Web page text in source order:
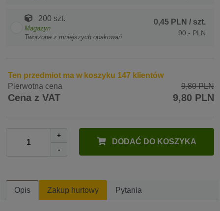
200 szt.
Magazyn
Tworzone z mniejszych opakowań
0,45 PLN / szt.
90,- PLN
Ten przedmiot ma w koszyku 147 klientów
Pierwotna cena
9,80 PLN
Cena z VAT 9,80 PLN
+
-
DODAĆ DO KOSZYKA
Opis Zakup hurtowy Pytania